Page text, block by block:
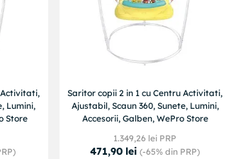
Activitati,
Lumini,
Store
Saritor copii 2 in 1 cu Centru Activitati,
Ajustabil, Scaun 360, Sunete, Lumini,
Accesorii, Galben, WePro Store
1.349,26 lei PRP
471,90 lei (-65% din PRP)